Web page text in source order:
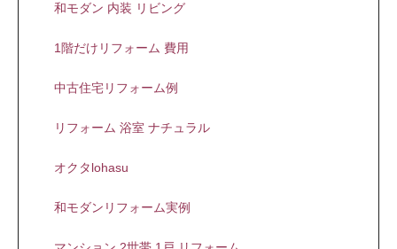
和モダン 内装 リビング
1階だけリフォーム 費用
中古住宅リフォーム例
リフォーム 浴室 ナチュラル
オクタlohasu
和モダンリフォーム実例